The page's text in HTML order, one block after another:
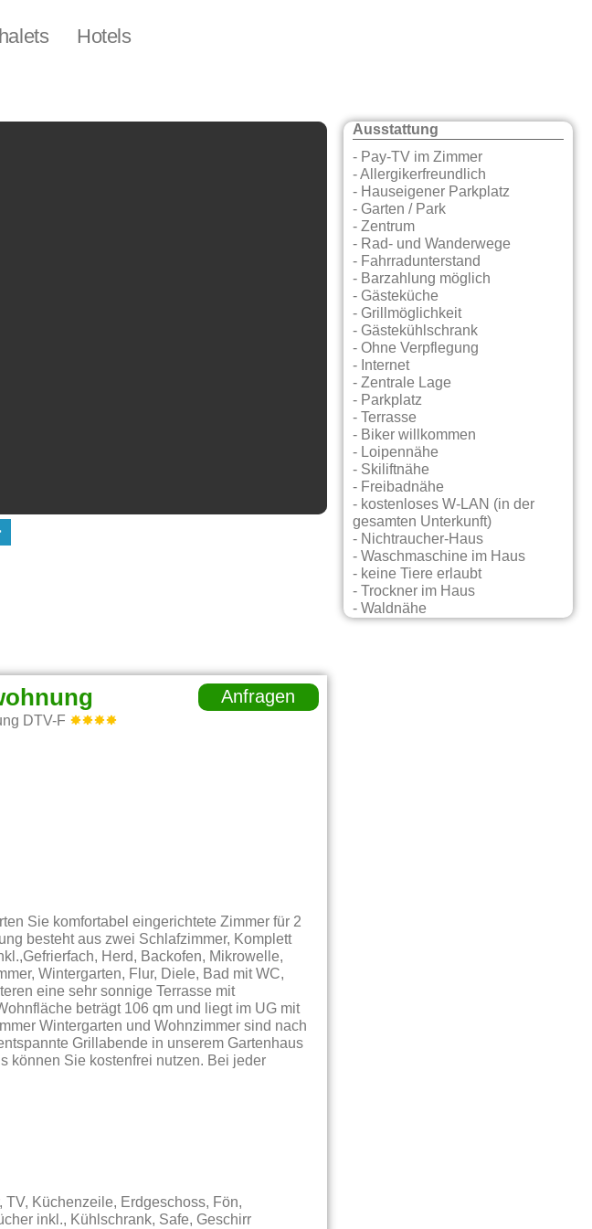
Hotels
DTV-F
Anfragen
Sie komfortabel eingerichtete Zimmer für 2
besteht aus zwei Schlafzimmer, Komplett
Herd, Backofen, Mikrowelle,
Wintergarten, Flur, Diele, Bad mit WC,
eine sehr sonnige Terrasse mit
beträgt 106 qm und liegt im UG mit
Wintergarten und Wohnzimmer sind nach
Grillabende in unserem Gartenhaus
können Sie kostenfrei nutzen. Bei jeder
TV, Küchenzeile, Erdgeschoss, Fön,
inkl., Kühlschrank, Safe, Geschirr
Ausstattung
- Pay-TV im Zimmer
- Allergikerfreundlich
- Hauseigener Parkplatz
- Garten / Park
- Zentrum
- Rad- und Wanderwege
- Fahrradunterstand
- Barzahlung möglich
- Gästeküche
- Grillmöglichkeit
- Gästekühlschrank
- Ohne Verpflegung
- Internet
- Zentrale Lage
- Parkplatz
- Terrasse
- Biker willkommen
- Loipennähe
- Skiliftnähe
- Freibadnähe
- kostenloses W-LAN (in der
gesamten Unterkunft)
- Nichtraucher-Haus
- Waschmaschine im Haus
- keine Tiere erlaubt
- Trockner im Haus
- Waldnähe